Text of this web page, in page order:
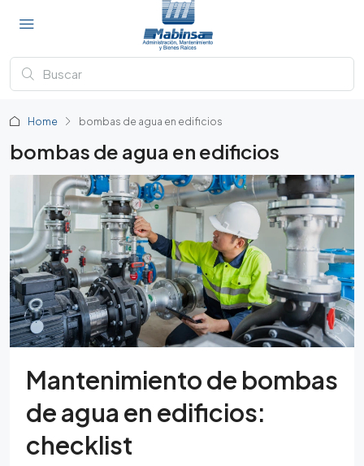
Home bombas de agua en edificios
bombas de agua en edificios
Mantenimiento de bombas
de agua en edificios:
checklist